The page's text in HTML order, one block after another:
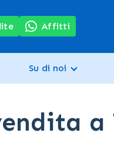
Affitti
Su di noi
a